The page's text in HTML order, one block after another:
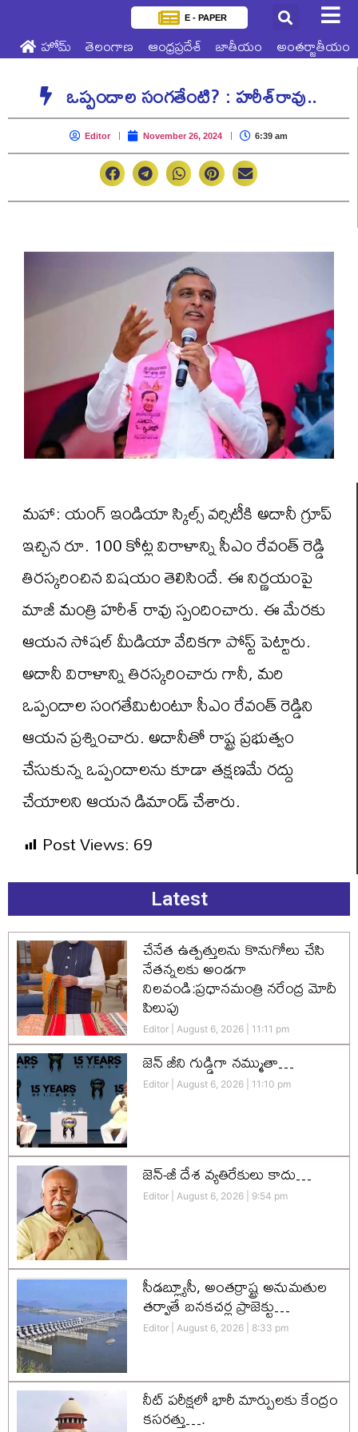
E - PAPER
హోమ్ తెలంగాణ ఆంధ్రప్రదేశ్ జాతీయం అంతర్జాతీయం
ఒప్పందాల సంగతేంటి? : హరీశ్‌రావు..
Editor November 26, 2024 6:39 am
మహా: యంగ్ ఇండియా స్కిల్స్ వర్సిటీకి అదానీ గ్రూప్
ఇచ్చిన రూ. 100 కోట్ల విరాళాన్ని సీఎం రేవంత్ రెడ్డి
తిరస్కరించిన విషయం తెలిసిందే. ఈ నిర్ణయంపై
మాజీ మంత్రి హరీశ్ రావు స్పందించారు. ఈ మేరకు
ఆయన సోషల్ మీడియా వేదికగా పోస్ట్ పెట్టారు.
అదానీ విరాళాన్ని తిరస్కరించారు గానీ, మరి
ఒప్పందాల సంగతేమిటంటూ సీఎం రేవంత్ రెడ్డిని
ఆయన ప్రశ్నించారు. అదానీతో రాష్ట్ర ప్రభుత్వం
చేసుకున్న ఒప్పందాలను కూడా తక్షణమే రద్దు
చేయాలని ఆయన డిమాండ్ చేశారు.
Post Views:69
Latest
చేనేత ఉత్పత్తులను కొనుగోలు చేసి
నేతన్నలకు అండగా
నిలవండి:ప్రధానమంత్రి నరేంద్ర మోదీ
పిలుపు
Editor August 6, 2026 11:11 pm
జెన్‌ జీని గుడ్డిగా నమ్ముతా…
Editor August 6, 2026 11:10 pm
జెన్-జీ దేశ వ్యతిరేకులు కాదు…
Editor August 6, 2026 9:54 pm
సీడబ్ల్యూసీ, అంతర్రాష్ట్ర అనుమతుల
తర్వాతే బనకచర్ల ప్రాజెక్టు…
Editor August 6, 2026 8:33 pm
నీట్ పరీక్షలో భారీ మార్పులకు కేంద్రం
కసరత్తు….